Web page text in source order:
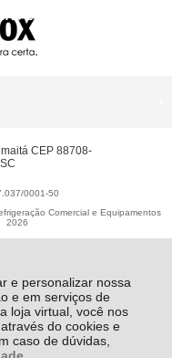
e personalizar nossa
e em serviços de
loja virtual, você nos
do cookies e
caso de dúvidas,
LOJAS
CEP 88708-
0001-50
Comercial e Equipamentos
2026